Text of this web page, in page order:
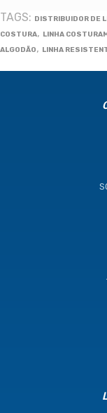
TAGS: DISTRIBUIDOR DE
COSTURA, LINHA
ALGODÃO, LINHA